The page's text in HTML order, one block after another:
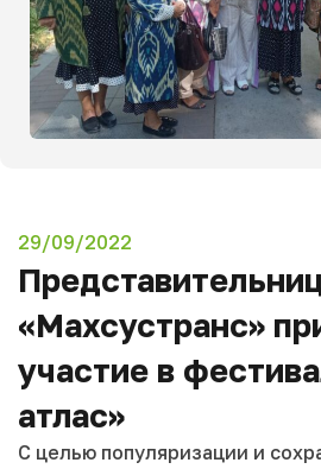
29/09/2022
«Махсустранс»
участие в
атлас»
С целью популяризации и